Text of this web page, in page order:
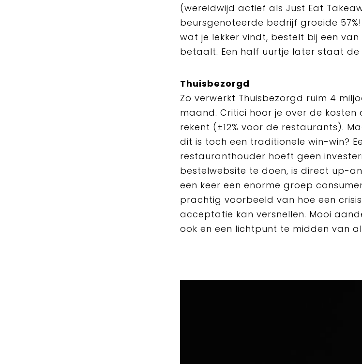
(wereldwijd actief als Just Eat
beursgenoteerde bedrijf groeide
wat je lekker vindt, bestelt bij een
betaalt. Een half uurtje later staat
Thuisbezorgd
Zo verwerkt Thuisbezorgd ruim 4
maand. Critici hoor je over de kosten
rekent (±12% voor de restaurants).
dit is toch een traditionele win-win?
restauranthouder hoeft geen
bestelwebsite te doen, is direct up-
een keer een enorme groep
prachtig voorbeeld van hoe een
acceptatie kan versnellen. Mooi
ook en een lichtpunt te midden van